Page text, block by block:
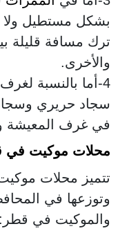
بشكل مستطيل ولا
ترك مسافة قليلة
والأخرى.
4-أما بالنسبة
سجاد حريري
في غرف المعيشة
محلات موكيت في
تتميز محلات
وتوزعها في
والموكيت في قطر: